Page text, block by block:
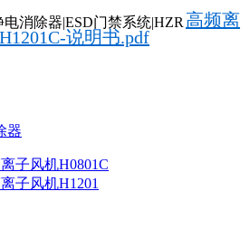
高频离
说明书.pdf
器
子风机H0801C
子风机H1201